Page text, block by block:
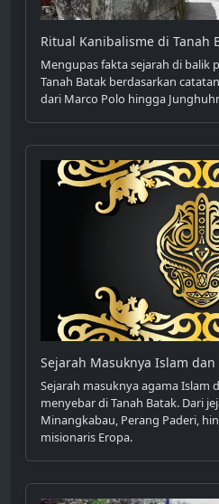
Ritual Kanibalisme di Tanah
Mengupas fakta sejarah di balik
Tanah Batak berdasarkan
dari Marco Polo hingga
Sejarah Masuknya Islam
Sejarah masuknya agama Islam
menyebar di Tanah Batak. Dari
Minangkabau, Perang Paderi,
misionaris Eropa.